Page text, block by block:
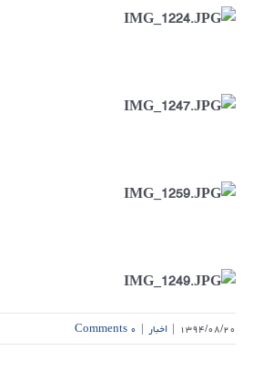
۱۳۹۴/۰۸/۲۰ | اخبار | ۰ Comments